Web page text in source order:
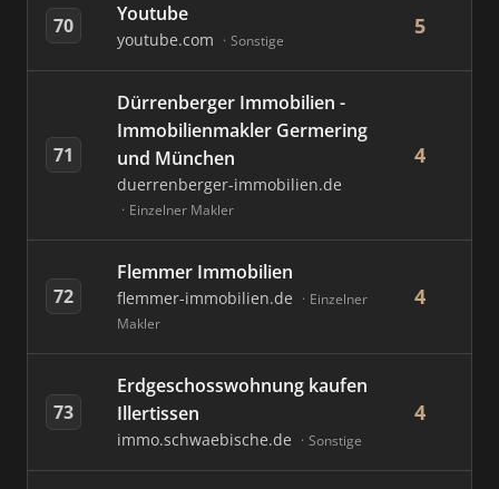
70 Youtube
youtube.com Sonstige
5
71
Dürrenberger Immobilien -
Immobilienmakler Germering
und München
duerrenberger-immobilien.de
Einzelner Makler
4
72
Flemmer Immobilien
flemmer-immobilien.de
Einzelner
Makler
4
73
Erdgeschosswohnung kaufen
Illertissen
immo.schwaebische.de Sonstige
4